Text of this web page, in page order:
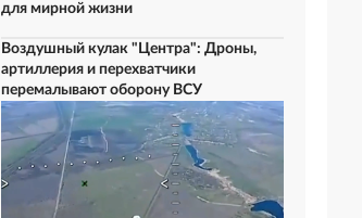
для мирной жизни
Воздушный кулак "Центра": Дроны,
артиллерия и перехватчики
перемалывают оборону ВСУ